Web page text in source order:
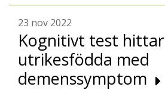
23 nov 2022
Kognitivt test hittar
utrikesfödda med
demenssymptom